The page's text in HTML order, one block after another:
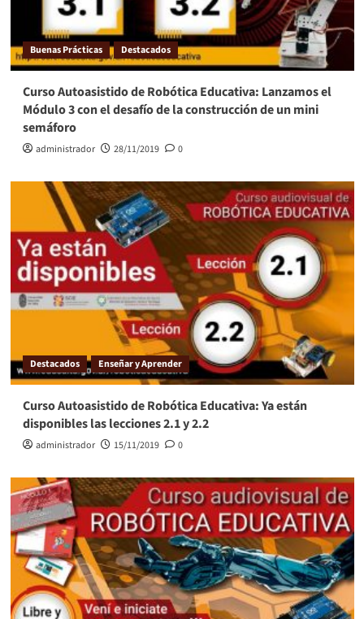
Buenas Prácticas Destacados
Curso Autoasistido de Robótica Educativa: Lanzamos el
Módulo 3 con el desafío de la construcción de un mini
semáforo
administrador 28/11/2019 0
Destacados Enseñar y Aprender
Curso Autoasistido de Robótica Educativa: Ya están
disponibles las lecciones 2.1 y 2.2
administrador 15/11/2019 0